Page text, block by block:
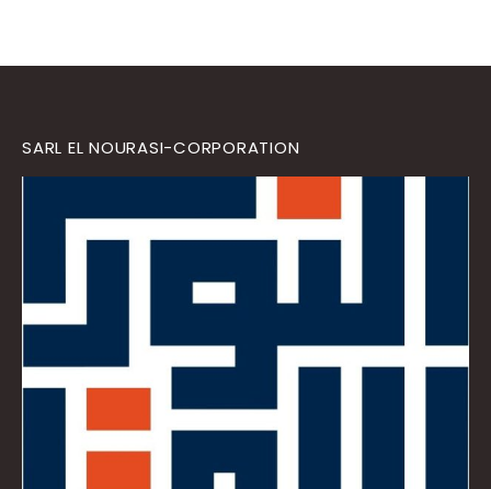
SARL EL NOURASI-CORPORATION